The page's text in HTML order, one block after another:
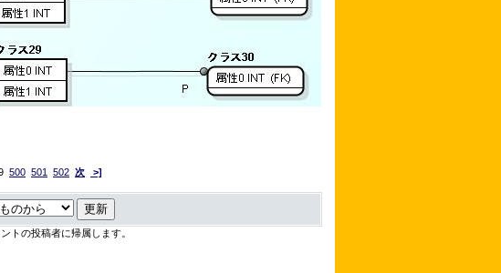
500 501 502 次 >]
トの投稿者に帰属します。